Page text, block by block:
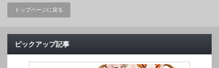
トップページに戻る
ピックアップ記事